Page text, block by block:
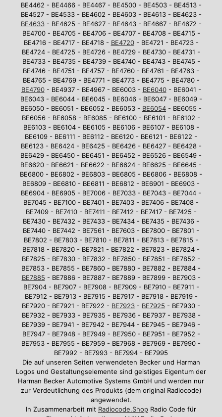
BE4462 - BE4466 - BE4467 - BE4500 - BE4503 - BE4513 -
BE4527 - BE4533 - BE4602 - BE4603 - BE4613 - BE4623 -
BE4633- BE4625 - BE4627 - BE4643 - BE4667 - BE4672 -
BE4700 - BE4705 - BE4706 - BE4707 - BE4708 - BE4715 -
BE4716 - BE4717 - BE4718 - BE4720- BE4721 - BE4723 -
BE4724 - BE4725 - BE4726 - BE4729 - BE4730 - BE4731 -
BE4733 - BE4735 - BE4739 - BE4740 - BE4743 - BE4745 -
BE4746 - BE4751 - BE4757 - BE4760 - BE4761 - BE4763 -
BE4765 - BE4769 - BE4771 - BE4773 - BE4775 - BE4780 -
BE4790- BE4937 - BE4967 - BE6003 - BE6040- BE6041 -
BE6043 - BE6044 - BE6045 - BE6046 - BE6047 - BE6049 -
BE6050 - BE6051 - BE6052 - BE6053 - BE6054 - BE6055 -
BE6056 - BE6058 - BE6085 - BE6100 - BE6101 - BE6102 -
BE6103 - BE6104 - BE6105 - BE6106 - BE6107 - BE6108 -
BE6109 - BE6111 - BE6112 - BE6120 - BE6121 - BE6122 -
BE6123 - BE6424 - BE6425 - BE6426 - BE6427 - BE6428 -
BE6429 - BE6450 - BE6451 - BE6452 - BE6526 - BE6549 -
BE6620 - BE6621 - BE6622 - BE6624 - BE6625 - BE6645 -
BE6800 - BE6802 - BE6803 - BE6805 - BE6806 - BE6808 -
BE6809 - BE6810 - BE6811 - BE6812 - BE6901 - BE6903 -
BE6904 - BE6905 - BE7006 - BE7033 - BE7043 - BE7044 -
BE7045 - BE7100 - BE7401 - BE7403 - BE7406 - BE7408 -
BE7409 - BE7410 - BE7411 - BE7412 - BE7417 - BE7425 -
BE7430 - BE7432 - BE7433 - BE7434 - BE7435 - BE7436 -
BE7440 - BE7442 - BE7561 - BE7603 - BE7800 - BE7801 -
BE7802 - BE7803 - BE7810 - BE7811 - BE7813 - BE7815 -
BE7818 - BE7820 - BE7821 - BE7822 - BE7823 - BE7824 -
BE7825 - BE7830 - BE7832 - BE7850 - BE7851 - BE7852 -
BE7853 - BE7855 - BE7860 - BE7880 - BE7882 - BE7884 -
BE7885 - BE7886 - BE7887 - BE7889 - BE7899 - BE7903 -
BE7904 - BE7907 - BE7908 - BE7909 - BE7910 - BE7911 -
BE7912 - BE7913 - BE7915 - BE7917 - BE7918 - BE7919 -
BE7920 - BE7921 - BE7922 - BE7923 - BE7925 - BE7930 -
BE7932 - BE7933 - BE7935 - BE7936 - BE7937 - BE7938 -
BE7939 - BE7941 - BE7942 - BE7944 - BE7945 - BE7946 -
BE7947 - BE7948 - BE7949 - BE7950 - BE7951 - BE7952 -
BE7953 - BE7955 - BE7959 - BE7968 - BE7969 - BE7990 -
BE7992 - BE7993 - BE7994 - BE7995
Die auf unseren Seiten verwendeten Becker und Harman
Logos und Gestaltungselemente sind geistiges Eigentum der
Harman Becker Automotive Systems GmbH und werden nur
zur Verdeutlichung des Produkts (dem original Radiocode)
angewendet.
In Zusammenarbeit mit Radiocode.Shop Radio Code für